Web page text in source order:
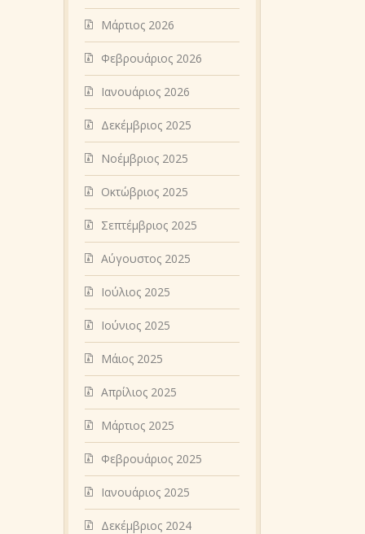
Μάρτιος 2026
Φεβρουάριος 2026
Ιανουάριος 2026
Δεκέμβριος 2025
Νοέμβριος 2025
Οκτώβριος 2025
Σεπτέμβριος 2025
Αύγουστος 2025
Ιούλιος 2025
Ιούνιος 2025
Μάιος 2025
Απρίλιος 2025
Μάρτιος 2025
Φεβρουάριος 2025
Ιανουάριος 2025
Δεκέμβριος 2024